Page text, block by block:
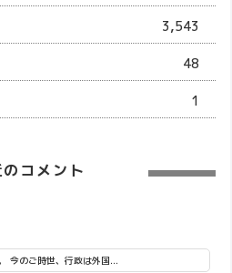
3,543
48
1
コメント
今のご時世、行政は外国...